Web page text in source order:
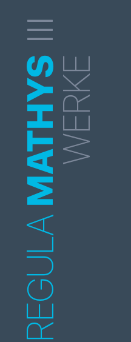
REGULA
MATHYSWERKE